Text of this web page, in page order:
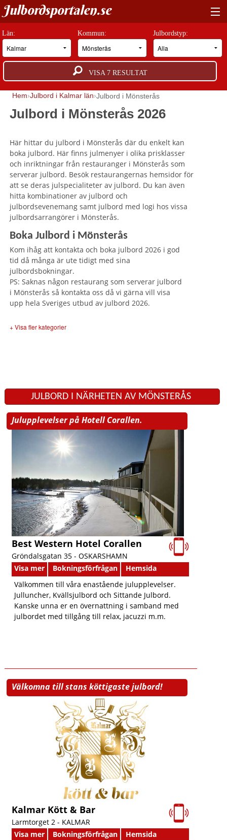
Julbordsportalen.se
HITTA RÄTT JULBORD
BOKNINGSFÖRFRÅGAN
GUIDER
ANNONSERA
Län: Kommun: Julbordstyp:
VISA 7RESULTAT
Hem Julbord i Kalmar län Julbord i Mönsterås
Julbord i Mönsterås 2026
Här hittar du julbord i Mönsterås där du enkelt kan
boka julbord. Här finns julmenyer i olika prisklasser
och inriktningar från restauranger i Mönsterås som
serverar julbord. Besök restaurangernas hemsidor för
att se deras julspecialiteter av julbord. Du kan även
hitta kombinationer av julbord och
julbordsevenemang samt julbord med logi hos vissa
julbordsarrangörer i Mönsterås.
Boka Julbord i Mönsterås
Kom ihåg att kontakta och boka julbord 2026 i god
tid då många är ute tidigt med sina
julbordsbokningar.
PS: Saknas någon restaurang som serverar julbord
i Mönsterås så kontakta oss då vi gärna vill visa
upp hela Sveriges utbud av julbord 2026.
+ Visa fler kategorier
JULBORD I NÄRHETEN AV MÖNSTERÅS
Julupplevelser på Hotell Corallen.
Best Western Hotel Corallen
Gröndalsgatan 35 - OSKARSHAMN
Visa mer
Bokningsförfrågan
Hemsida
Välkommen till våra enastående julupplevelser.
Julluncher, Kvällsjulbord och Sittande Julbord.
Kanske unna er en övernattning i samband med
julbordet med tillgång till relax, jacuzzi m.m.
Välkomna till stans köttigaste julbord!
Kalmar Kött & Bar
Larmtorget 2 - KALMAR
Visa mer
Bokningsförfrågan
Hemsida